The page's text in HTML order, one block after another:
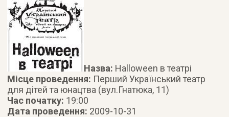
ДОВІДКА
Назва: Halloween в театрі
Місце проведення: Перший Український театр
для дітей та юнацтва (вул.Гнатюка, 11)
Час початку: 19:00
Дата проведення: 2009-10-31